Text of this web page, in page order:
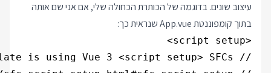
עיצוב שונים. בדוגמה של הכותרת הכחולה שלי, אם אני שם אותה
בתוך קומפוננטת App.vue שנראית כך: